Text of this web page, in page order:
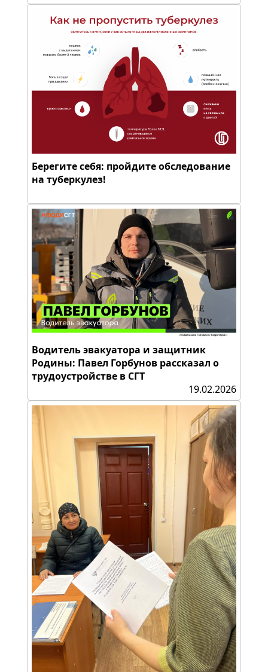
Берегите себя: пройдите обследование
на туберкулез!
Водитель эвакуатора и защитник
Родины: Павел Горбунов рассказал о
трудоустройстве в СГТ
19.02.2026